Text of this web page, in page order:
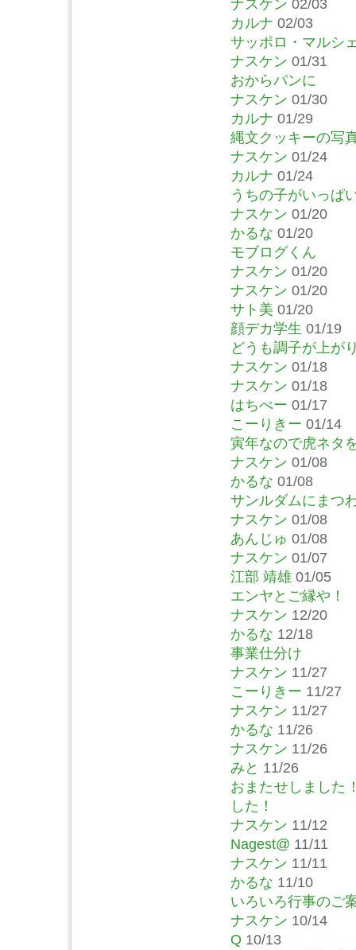
ナスケン 02/03
カルナ 02/03
サッポロ・マルシ
ナスケン 01/31
おからパンに
ナスケン 01/30
カルナ 01/29
縄文クッキーの写
ナスケン 01/24
カルナ 01/24
うちの子がいっぱ
ナスケン 01/20
かるな 01/20
モブログくん
ナスケン 01/20
ナスケン 01/20
サト美 01/20
顔デカ学生 01/19
どうも調子が上が
ナスケン 01/18
ナスケン 01/18
はちべー 01/17
こーりきー 01/14
寅年なので虎ネタ
ナスケン 01/08
かるな 01/08
サンルダムにまつ
ナスケン 01/08
あんじゅ 01/08
ナスケン 01/07
江部 靖雄 01/05
エンヤとご縁や！
ナスケン 12/20
かるな 12/18
事業仕分け
ナスケン 11/27
こーりきー 11/27
ナスケン 11/27
かるな 11/26
ナスケン 11/26
みと 11/26
おまたせしました
した！
ナスケン 11/12
Nagest@ 11/11
ナスケン 11/11
かるな 11/10
いろいろ行事のご
ナスケン 10/14
Q 10/13